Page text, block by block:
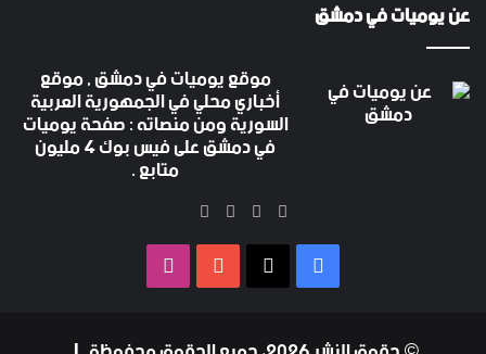
عن يوميات في دمشق
موقع يوميات في دمشق , موقع
أخباري محلي في الجمهورية العربية
السورية ومن منصاته : صفحة يوميات
في دمشق على فيس بوك 4 مليون متابع .
فيسبوك
‫X
‫YouTube
فيسبوك ‫YouTube